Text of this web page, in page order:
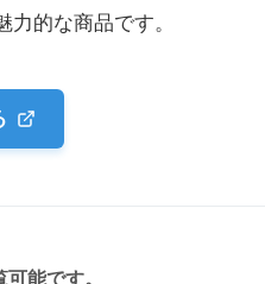
的な商品です。
能です。